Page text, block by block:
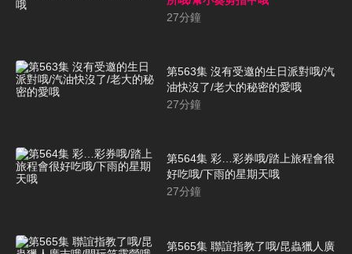
27分鐘
第563集 沒有受邀的生日派對哦/汽
油快沒了/老大的秘密的愛哦
27分鐘
第564集 彩…彩券哦/踏上旅程會很
好吃哦/下雨的星期天哦
27分鐘
第565集 聯誼指教了哦/昆蟲獵人廣